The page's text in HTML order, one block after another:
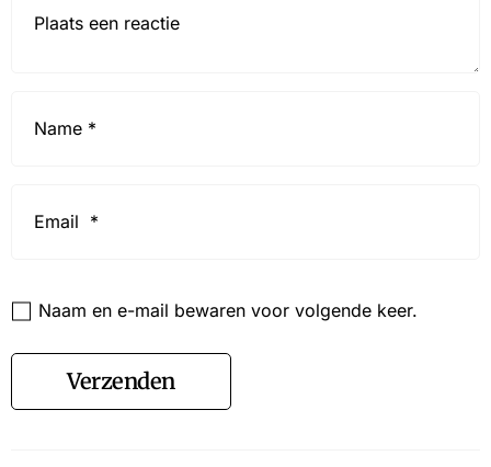
Naam en e-mail bewaren voor volgende keer.
Verzenden